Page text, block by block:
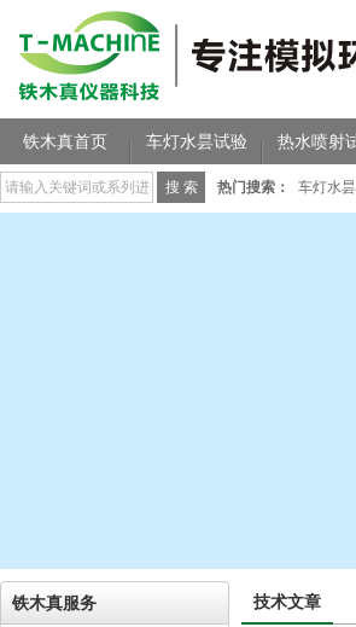
铁木真首页 车灯水昙试验 热水喷射
热门搜索： 车灯水昙
铁木真服务 技术文章